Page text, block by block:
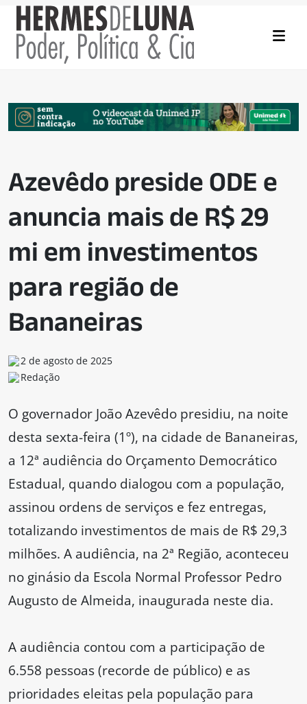
Azevêdo preside ODE e
anuncia mais de R$ 29
mi em investimentos
para região de
Bananeiras
2 de agosto de 2025
Redação
O governador João Azevêdo presidiu, na noite
desta sexta-feira (1º), na cidade de Bananeiras,
a 12ª audiência do Orçamento Democrático
Estadual, quando dialogou com a população,
assinou ordens de serviços e fez entregas,
totalizando investimentos de mais de R$ 29,3
milhões. A audiência, na 2ª Região, aconteceu
no ginásio da Escola Normal Professor Pedro
Augusto de Almeida, inaugurada neste dia.
A audiência contou com a participação de
6.558 pessoas (recorde de público) e as
prioridades eleitas pela população para